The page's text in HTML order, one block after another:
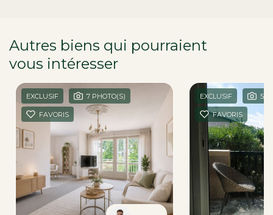
Autres biens qui pourraient
vous intéresser
EXCLUSIF 7 PHOTO(S)
FAVORIS
EXCLUSIF 5
FAVORIS